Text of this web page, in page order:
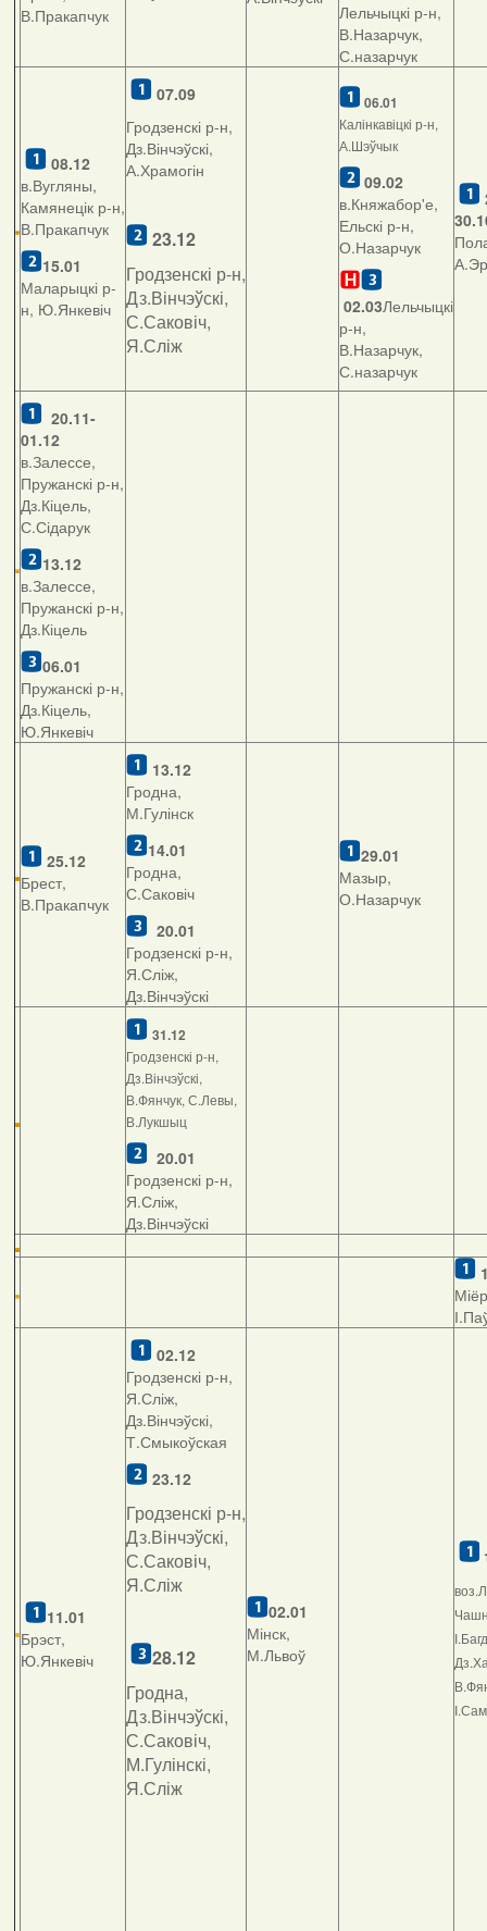
В.Пракапчук
Лельчыцкі р-н,
В.Назарчук,
С.назарчук
08.12
в.Вугляны,
Камянецік р-н,
В.Пракапчук
15.01
Маларыцкі р-
н, Ю.Янкевіч
07.09
Гродзенскі р-н,
Дз.Вінчэўскі,
А.Храмогін
23.12
Гродзенскі р-н,
Дз.Вінчэўскі,
С.Саковіч,
Я.Сліж
06.01
Калінкавіцкі р-н,
А.Шэўчык
09.02
в.Княжабор'е,
Ельскі р-н,
О.Назарчук
02.03Лельчыцкі
р-н,
В.Назарчук,
С.назарчук
20.11-
01.12
в.Залессе,
Пружанскі р-н,
Дз.Кіцель,
С.Сідарук
13.12
в.Залессе,
Пружанскі р-н,
Дз.Кіцель
06.01
Пружанскі р-н,
Дз.Кіцель,
Ю.Янкевіч
25.12
Брест,
В.Пракапчук
13.12
Гродна,
М.Гулінск
14.01
Гродна,
С.Саковіч
20.01
Гродзенскі р-н,
Я.Сліж,
Дз.Вінчэўскі
29.01
Мазыр,
О.Назарчук
31.12
Гродзенскі р-н,
Дз.Вінчэўскі,
В.Фянчук, С.Левы,
В.Лукшыц
20.01
Гродзенскі р-н,
Я.Сліж,
Дз.Вінчэўскі
11.01
Брэст,
Ю.Янкевіч
02.12
Гродзенскі р-н,
Я.Сліж,
Дз.Вінчэўскі,
Т.Смыкоўская
23.12
Гродзенскі р-н,
Дз.Вінчэўскі,
С.Саковіч,
Я.Сліж
28.12
Гродна,
Дз.Вінчэўскі,
С.Саковіч,
М.Гулінскі,
Я.Сліж
02.01
Мінск,
М.Львоў